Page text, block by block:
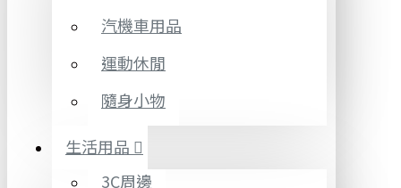
汽機車用品
運動休閒
隨身小物
生活用品
3C周邊